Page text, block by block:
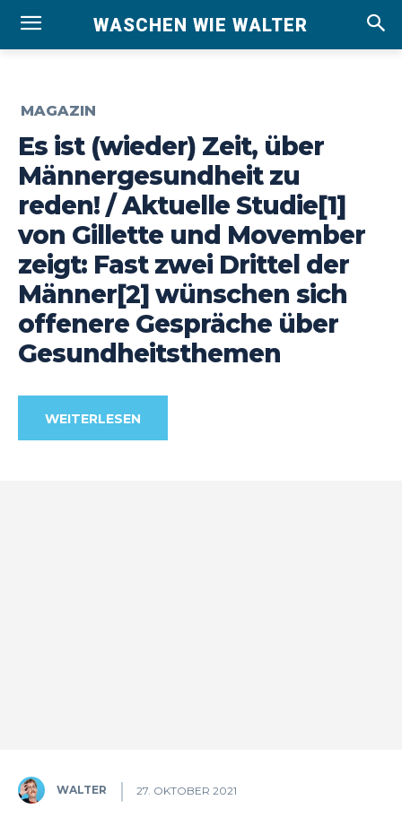
WASCHEN WIE WALTER
MAGAZIN
Es ist (wieder) Zeit, über
Männergesundheit zu
reden! / Aktuelle Studie[1]
von Gillette und Movember
zeigt: Fast zwei Drittel der
Männer[2] wünschen sich
offenere Gespräche über
Gesundheitsthemen
WEITERLESEN
WALTER 27. OKTOBER 2021